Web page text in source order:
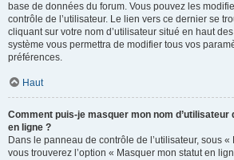
base de données du forum. Vous pouvez les
contrôle de l’utilisateur. Le lien vers ce dernier se
cliquant sur votre nom d’utilisateur situé en haut
système vous permettra de modifier tous vos
préférences.
Haut
Comment puis-je masquer mon nom
en ligne ?
Dans le panneau de contrôle de l’utilisateur, sous
vous trouverez l’option « Masquer mon statut en